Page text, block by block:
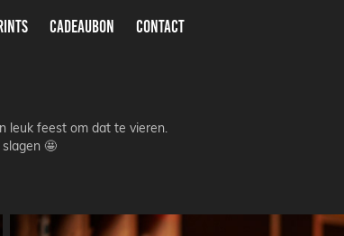
CADEAUBON CONTACT
leuk feest om dat te vieren.
🤩